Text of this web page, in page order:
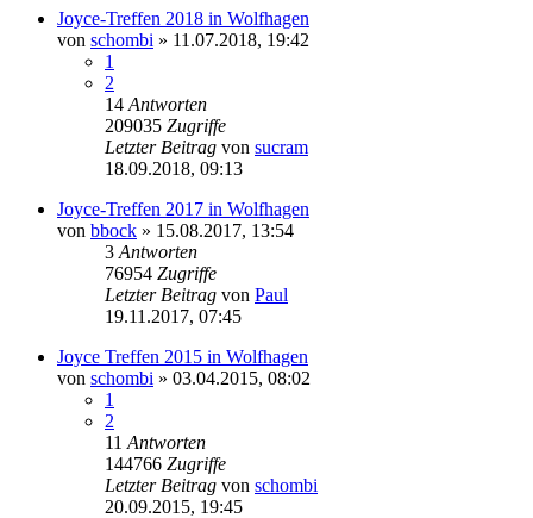
Joyce-Treffen 2018 in Wolfhagen
von schombi » 11.07.2018, 19:42
1
2
14 Antworten
209035 Zugriffe
Letzter Beitrag von sucram
18.09.2018, 09:13
Joyce-Treffen 2017 in Wolfhagen
von bbock » 15.08.2017, 13:54
3 Antworten
76954 Zugriffe
Letzter Beitrag von Paul
19.11.2017, 07:45
Joyce Treffen 2015 in Wolfhagen
von schombi » 03.04.2015, 08:02
1
2
11 Antworten
144766 Zugriffe
Letzter Beitrag von schombi
20.09.2015, 19:45